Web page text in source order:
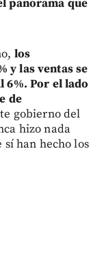
panorama que
los
y las ventas se
6%. Por el lado
de
gobierno del
hizo nada
han hecho los